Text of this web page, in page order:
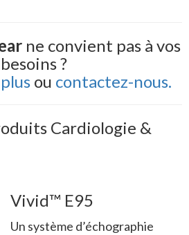
ne convient pas à vos
besoins ?
ou contactez-nous.
Cardiologie &
Vivid™ E95
Un système d’échographie